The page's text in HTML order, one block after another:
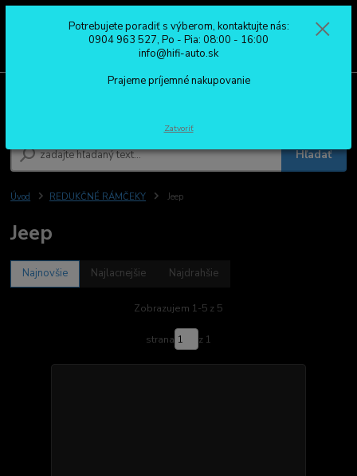
Hľadať
0904 963 527
Po - Pia: 08:00 - 16:00
Úvod REDUKČNÉ RÁMČEKY Jeep
Jeep
Najnovšie Najlacnejšie Najdrahšie
Zobrazujem 1-5 z 5
strana z 1
Potrebujete poradiť s výberom, kontaktujte nás:
0904 963 527, Po - Pia: 08:00 - 16:00
info@hifi-auto.sk
Prajeme príjemné nakupovanie
Zatvoriť